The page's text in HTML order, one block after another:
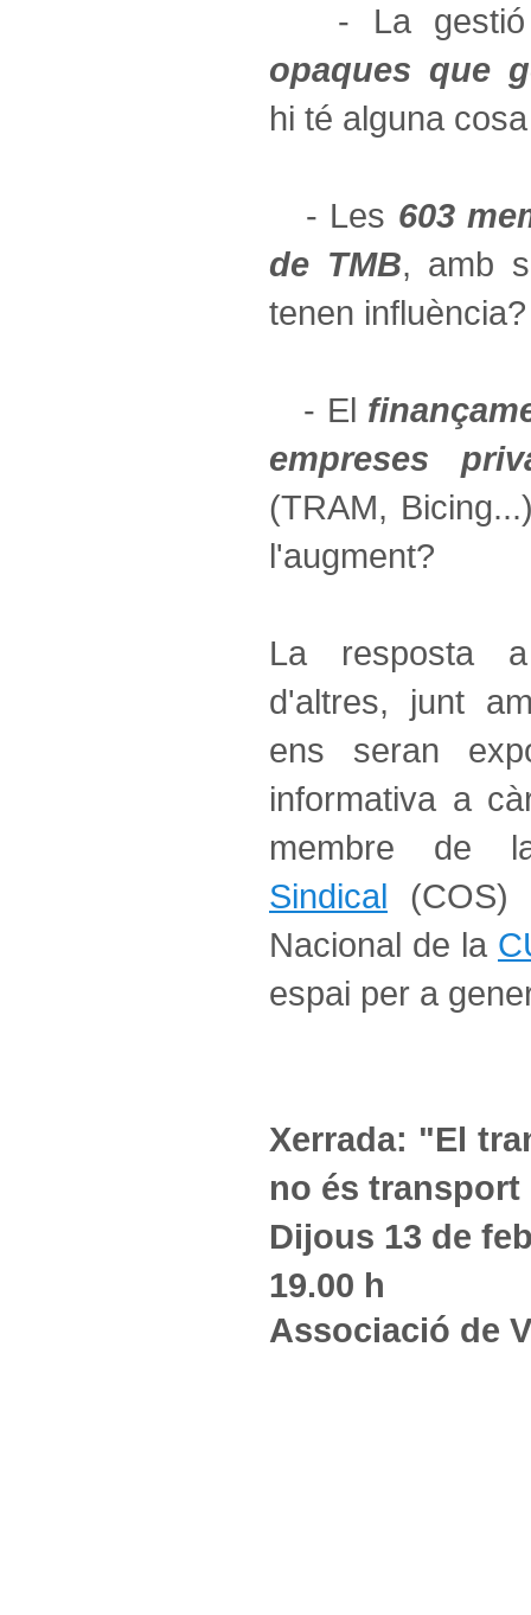
- La
opaques que
hi té alguna
- Les 603
de TMB, amb
tenen influència?
- El
empreses
(TRAM,
l'augment?
La resposta
d'altres, junt
ens seran
informativa a
membre
Sindical (COS)
Nacional de la
espai per a
Xerrada: "El
no és
Dijous 13 de
19.00 h
Associació de